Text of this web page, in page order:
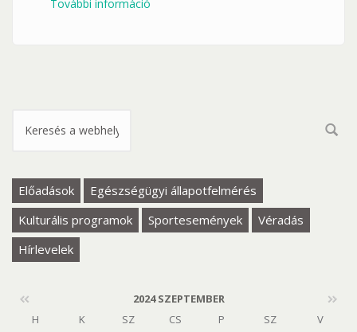
További információ
Keresés űrlap
Előadások
Egészségügyi állapotfelmérés
Kulturális programok
Sportesemények
Véradás
Hírlevelek
H K SZ CS P SZ
V
2024 SZEPTEMBER